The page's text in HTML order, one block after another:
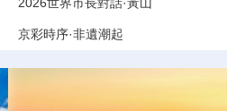
京彩時序·非遺潮起
2026世界互聯網大會亞太峰會